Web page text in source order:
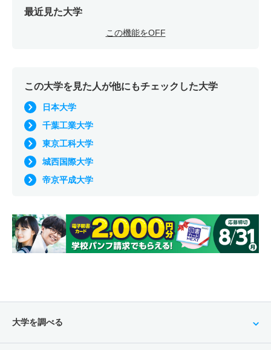
最近見た大学
この機能をOFF
この大学を見た人が他にもチェックした大学
日本大学
千葉工業大学
東京工科大学
城西国際大学
帝京平成大学
大学を調べる